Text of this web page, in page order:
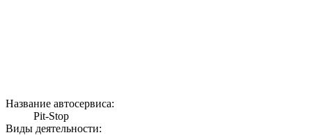
Название автосервиса:
Pit-Stop
Виды деятельности: